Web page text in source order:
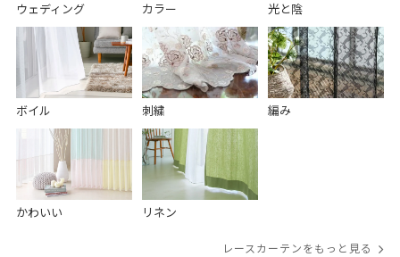
ウェディング カラー 光と陰
ボイル 刺繍 編み
かわいい リネン
レースカーテンをもっと見る